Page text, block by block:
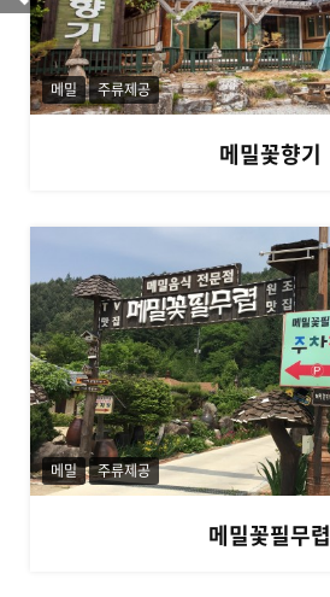
메밀꽃향기
메밀 주류제공
메밀꽃필무렵
메밀 주류제공